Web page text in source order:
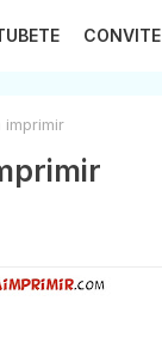
CONVITE